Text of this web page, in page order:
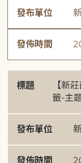
發布單位
發佈時間
標題
【新
籤-主
發布單位
發佈時間